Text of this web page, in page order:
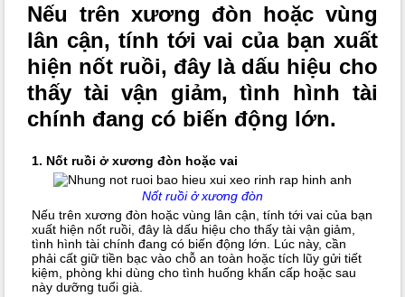
Nếu trên xương đòn hoặc vùng
lân cận, tính tới vai của bạn xuất
hiện nốt ruồi, đây là dấu hiệu cho
thấy tài vận giảm, tình hình tài
chính đang có biến động lớn.
1. Nốt ruồi ở xương đòn hoặc vai
Nốt ruồi ở xương đòn
Nếu trên xương đòn hoặc vùng lân cận, tính tới vai của bạn
xuất hiện nốt ruồi, đây là dấu hiệu cho thấy tài vận giảm,
tình hình tài chính đang có biến động lớn. Lúc này, cần
phải cất giữ tiền bạc vào chỗ an toàn hoặc tích lũy gửi tiết
kiệm, phòng khi dùng cho tình huống khẩn cấp hoặc sau
này dưỡng tuổi già.